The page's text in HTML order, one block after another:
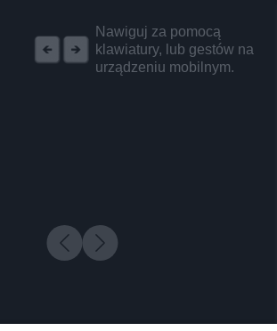
Nawiguj za pomocą
klawiatury, lub gestów na
urządzeniu mobilnym.